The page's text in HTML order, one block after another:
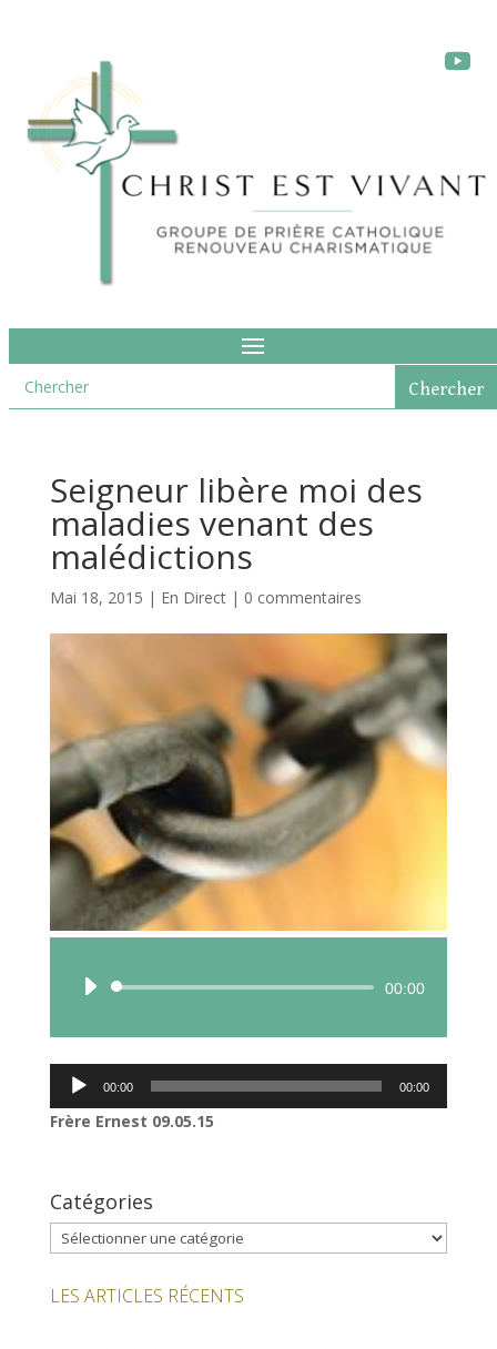
Seigneur libère moi des
maladies venant des
malédictions
Mai 18, 2015 | En Direct| 0 commentaires
Lecteur
00:00
Lecteur
00:00 00:00
Frère Ernest 09.05.15
Catégories
Catégories
LES ARTICLES RÉCENTS